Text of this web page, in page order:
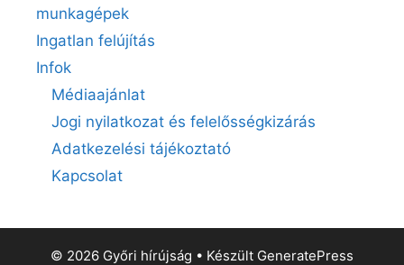
munkagépek
Ingatlan felújítás
Infok
Médiaajánlat
Jogi nyilatkozat és felelősségkizárás
Adatkezelési tájékoztató
Kapcsolat
© 2026 Győri hírújság • Készült GeneratePress